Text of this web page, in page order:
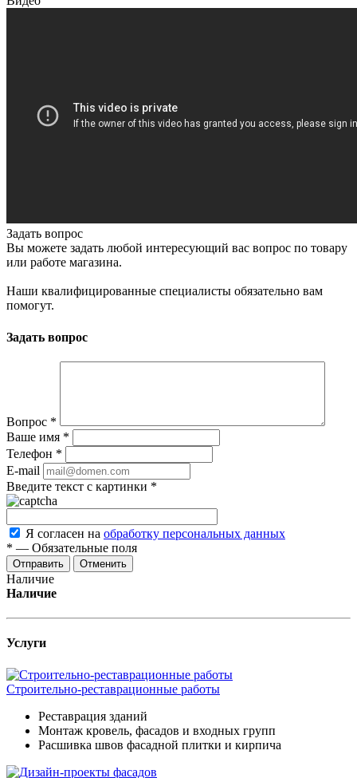
Задать вопрос
Вы можете задать любой интересующий вас вопрос по товару
или работе магазина.
Наши квалифицированные специалисты обязательно вам
помогут.
Задать вопрос
Вопрос *
Ваше имя *
Телефон *
E-mail
Введите текст с картинки *
Я согласен на обработку персональных данных
* — Обязательные поля
Отменить
Наличие
Наличие
Услуги
Строительно-реставрационные работы
Реставрация зданий
Монтаж кровель, фасадов и входных групп
Расшивка швов фасадной плитки и кирпича